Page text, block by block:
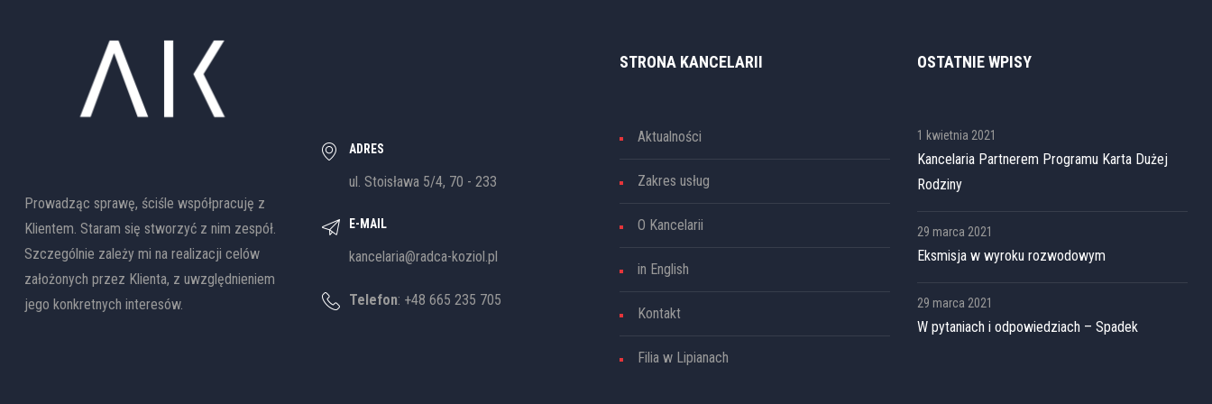
Prowadząc sprawę, ściśle współpracuję z
Klientem. Staram się stworzyć z nim zespół.
Szczególnie zależy mi na realizacji celów
założonych przez Klienta, z uwzględnieniem
jego konkretnych interesów.
ADRES
ul. Stoisława 5/4, 70 - 233
E-MAIL
kancelaria@radca-koziol.pl
Telefon: +48 665 235 705
STRONA KANCELARII
Aktualności
Zakres usług
O Kancelarii
in English
Kontakt
Filia w Lipianach
OSTATNIE WPISY
Kancelaria Partnerem Programu Karta Dużej
Rodziny
1 kwietnia 2021
Eksmisja w wyroku rozwodowym
29 marca 2021
W pytaniach i odpowiedziach – Spadek
29 marca 2021